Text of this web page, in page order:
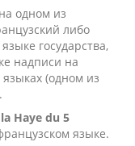
одном из
либо
государства,
надписи на
(одном из
Haye du 5
языке.